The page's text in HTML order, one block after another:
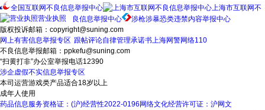
全国互联网不良信息举报中心
上海市互联网不
良信息举报中心
涉枪涉暴恐类违禁内容举报中心
营业执照
版权投诉邮箱：copyright@suning.com
跟帖评论自律管理承诺书
网上有害信息举报专区
上海网警网络110
不良信息举报邮箱：ppkefu@suning.com
“扫黄打非”办公室举报电话12390
涉企虚假不实信息举报专区
本司运营游戏类产品适合18岁以上
成年人使用
药品信息服务资格证：(沪)经营性2022-0196 网络文化经营许可证：沪网文